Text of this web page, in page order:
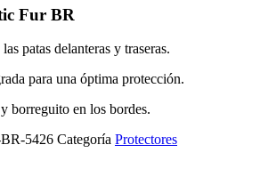
Fur BR
patas delanteras y traseras.
para una óptima protección.
borreguito en los bordes.
5426 Categoría Protectores